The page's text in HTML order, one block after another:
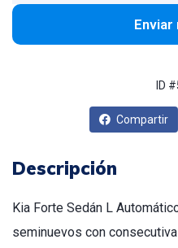
Enviar
ID
Compartir
Descripción
Kia Forte Sedán L
seminuevos con